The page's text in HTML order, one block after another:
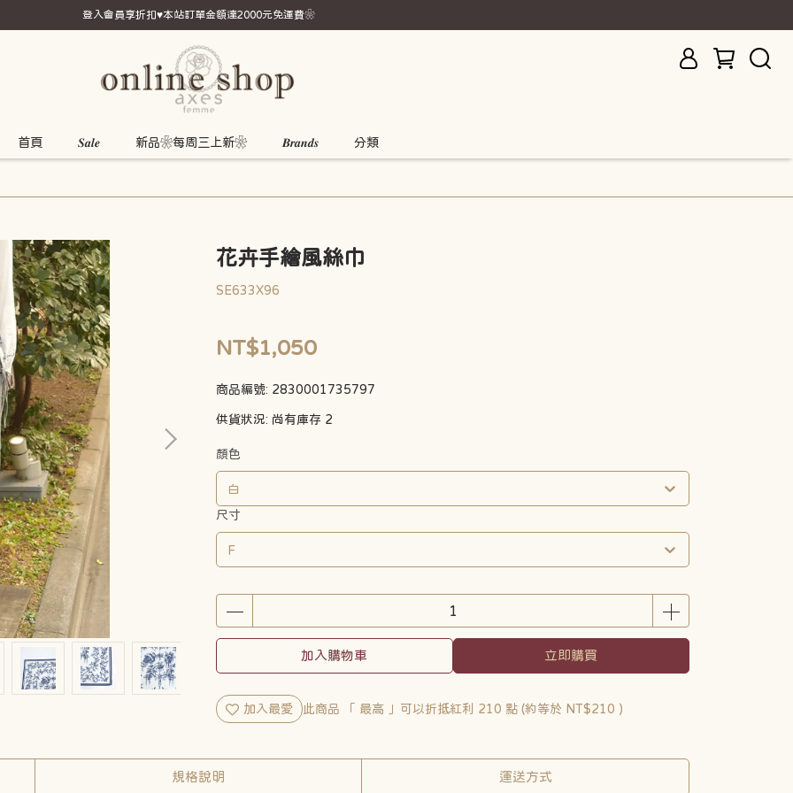
登入會員享折扣♥本站訂單金額達2000元免運費❀
首頁 𝑺𝒂𝒍𝒆 新品❀每周三上新❀ 𝑩𝒓𝒂𝒏𝒅𝒔 分類
花卉手繪風絲巾
SE633X96
NT$1,050
商品編號: 2830001735797
供貨狀況: 尚有庫存 2
顏色
尺寸
加入購物車 立即購買
加入最愛 此商品 「 最高 」可以折抵紅利 210 點 (約等於 NT$210 )
規格說明 運送方式